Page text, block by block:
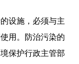
设施，必须与主
用。防治污染的
保护行政主管部